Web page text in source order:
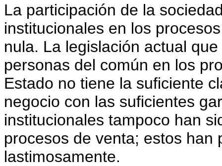
La participación de la
institucionales en los
nula. La legislación actual
personas del común en los
Estado no tiene la suficiente
negocio con las suficientes
institucionales tampoco han
procesos de venta; estos
lastimosamente.